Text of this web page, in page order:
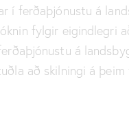
í ferðaþjónustu á
fylgir
á
að skilningi á